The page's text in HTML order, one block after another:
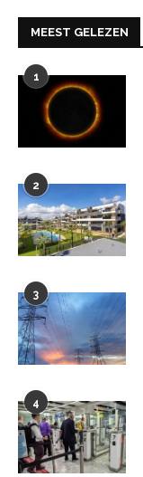
MEEST GELEZEN
1
2
3
4